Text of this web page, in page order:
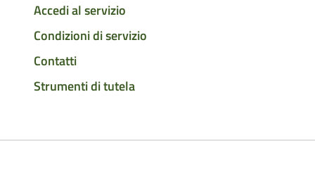
Accedi al servizio
Condizioni di servizio
Contatti
Strumenti di tutela